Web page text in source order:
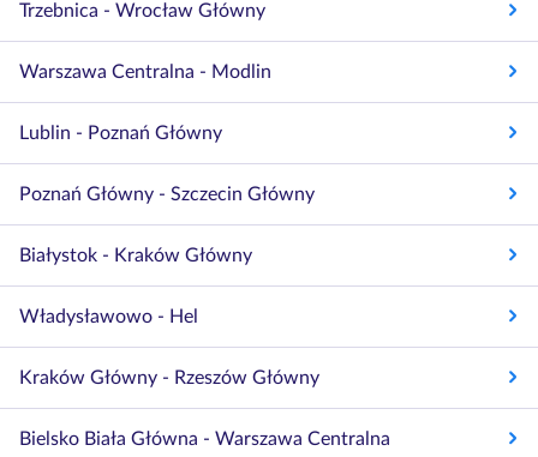
Trzebnica - Wrocław Główny
Warszawa Centralna - Modlin
Lublin - Poznań Główny
Poznań Główny - Szczecin Główny
Białystok - Kraków Główny
Władysławowo - Hel
Kraków Główny - Rzeszów Główny
Bielsko Biała Główna - Warszawa Centralna